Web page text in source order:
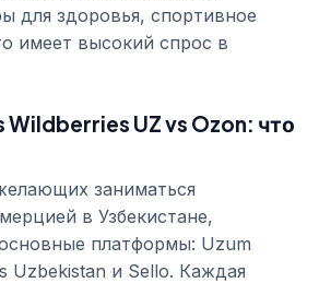
для здоровья, спортивное
имеет высокий спрос в
Wildberries UZ vs Ozon: что
заниматься
в Узбекистане,
платформы: Uzum
Uzbekistan и Sello. Каждая